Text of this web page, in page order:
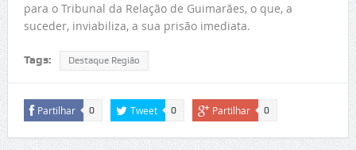
para o Tribunal da Relação de Guimarães, o que, a
suceder, inviabiliza, a sua prisão imediata.
Tags: Destaque Região
Partilhar 0 Tweet 0 Partilhar 0